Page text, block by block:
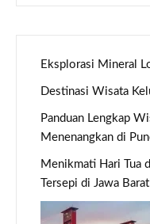
Eksplorasi Mineral
Destinasi Wisata
Panduan Lengkap
Menenangkan di
Menikmati Hari Tua
Tersepi di Jawa